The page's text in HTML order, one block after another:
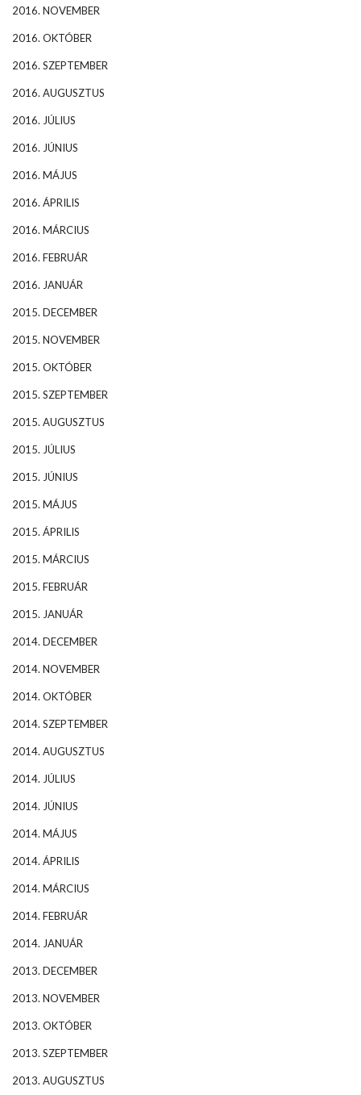
2016. NOVEMBER
2016. OKTÓBER
2016. SZEPTEMBER
2016. AUGUSZTUS
2016. JÚLIUS
2016. JÚNIUS
2016. MÁJUS
2016. ÁPRILIS
2016. MÁRCIUS
2016. FEBRUÁR
2016. JANUÁR
2015. DECEMBER
2015. NOVEMBER
2015. OKTÓBER
2015. SZEPTEMBER
2015. AUGUSZTUS
2015. JÚLIUS
2015. JÚNIUS
2015. MÁJUS
2015. ÁPRILIS
2015. MÁRCIUS
2015. FEBRUÁR
2015. JANUÁR
2014. DECEMBER
2014. NOVEMBER
2014. OKTÓBER
2014. SZEPTEMBER
2014. AUGUSZTUS
2014. JÚLIUS
2014. JÚNIUS
2014. MÁJUS
2014. ÁPRILIS
2014. MÁRCIUS
2014. FEBRUÁR
2014. JANUÁR
2013. DECEMBER
2013. NOVEMBER
2013. OKTÓBER
2013. SZEPTEMBER
2013. AUGUSZTUS